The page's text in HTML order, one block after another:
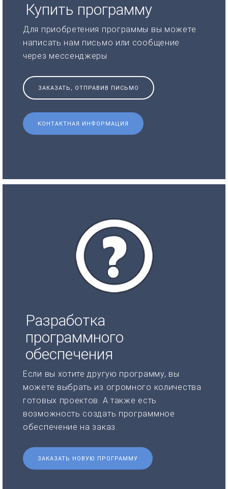
Купить программу
Для приобретения программы вы можете
написать нам письмо или сообщение
через мессенджеры
ЗАКАЗАТЬ, ОТПРАВИВ ПИСЬМО
КОНТАКТНАЯ ИНФОРМАЦИЯ
Разработка
программного
обеспечения
Если вы хотите другую программу, вы
можете выбрать из огромного количества
готовых проектов. А также есть
возможность создать программное
обеспечение на заказ.
ЗАКАЗАТЬ НОВУЮ ПРОГРАММУ